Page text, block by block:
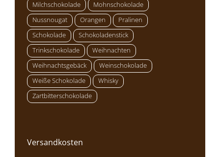
Milchschokolade
Mohnschokolade
Nussnougat
Orangen
Pralinen
Schokolade
Schokoladenstick
Trinkschokolade
Weihnachten
Weihnachtsgebäck
Weinschokolade
Weiße Schokolade
Whisky
Zartbitterschokolade
Versandkosten